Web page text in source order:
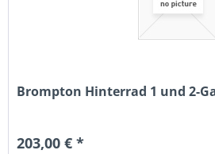
Brompton Hinterrad 1 und 2-
203,00 € *